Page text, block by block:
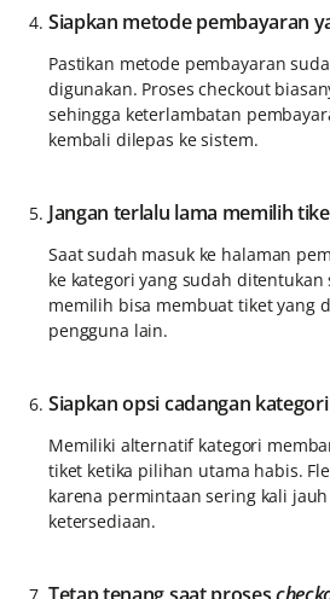
Siapkan metode pembayaran
Pastikan metode pembayaran
digunakan. Proses checkout
sehingga keterlambatan
kembali dilepas ke sistem.
Jangan terlalu lama memilih
Saat sudah masuk ke halaman
ke kategori yang sudah ditentukan
memilih bisa membuat tiket yang
pengguna lain.
Siapkan opsi cadangan kategori
Memiliki alternatif kategori
tiket ketika pilihan utama habis.
karena permintaan sering kali
ketersediaan.